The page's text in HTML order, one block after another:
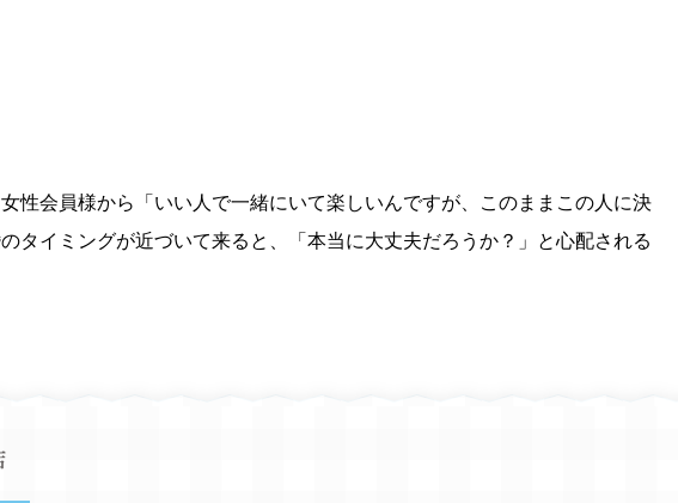
性会員様から「いい人で一緒にいて楽しいんですが、このままこの人に決
タイミングが近づいて来ると、「本当に大丈夫だろうか？」と心配される